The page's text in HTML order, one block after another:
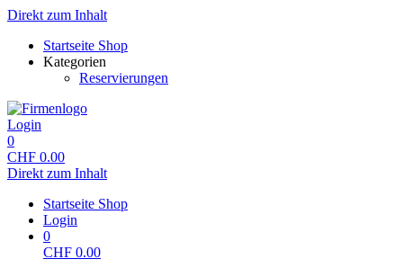
Direkt zum Inhalt
Startseite Shop
Kategorien
Reservierungen
Login
0
CHF 0.00
Direkt zum Inhalt
Startseite Shop
Login
0
CHF 0.00